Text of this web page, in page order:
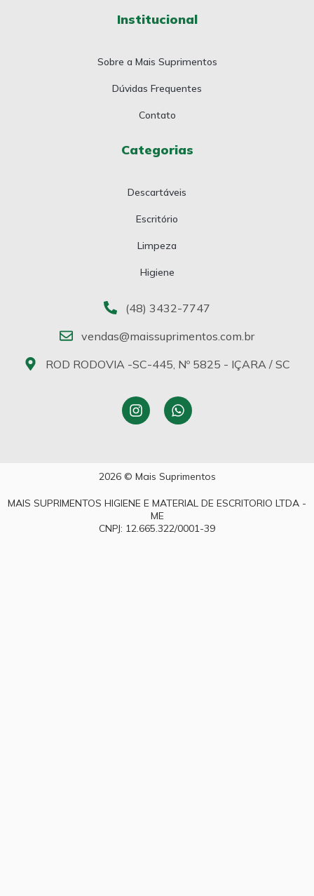
Institucional
Sobre a Mais Suprimentos
Dúvidas Frequentes
Contato
Categorias
Descartáveis
Escritório
Limpeza
Higiene
(48) 3432-7747
vendas@maissuprimentos.com.br
ROD RODOVIA -SC-445, Nº 5825 - IÇARA / SC
2026 © Mais Suprimentos
MAIS SUPRIMENTOS HIGIENE E MATERIAL DE ESCRITORIO LTDA -
ME
CNPJ: 12.665.322/0001-39